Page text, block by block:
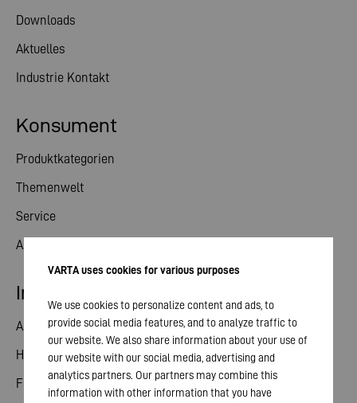
Konsument
Produktkategorien
Themenwelt
Service
Aktuelles
Downloads
Aktuelles
Industrie Kontakt
Investor Relations
Aktie
Hauptversammlung
Finanzkalender
VARTA uses cookies for various purposes
We use cookies to personalize content and ads, to
provide social media features, and to analyze traffic to
our website. We also share information about your use of
our website with our social media, advertising and
analytics partners. Our partners may combine this
information with other information that you have